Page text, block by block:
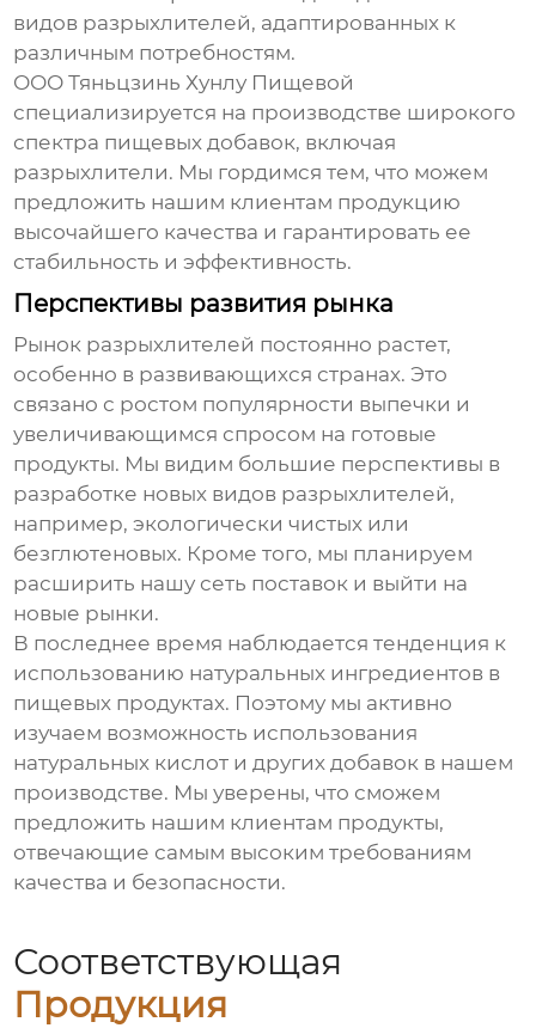
видов разрыхлителей, адаптированных к
различным потребностям.
ООО Тяньцзинь Хунлу Пищевой
специализируется на производстве широкого
спектра пищевых добавок, включая
разрыхлители. Мы гордимся тем, что можем
предложить нашим клиентам продукцию
высочайшего качества и гарантировать ее
стабильность и эффективность.
Перспективы развития рынка
Рынок разрыхлителей постоянно растет,
особенно в развивающихся странах. Это
связано с ростом популярности выпечки и
увеличивающимся спросом на готовые
продукты. Мы видим большие перспективы в
разработке новых видов разрыхлителей,
например, экологически чистых или
безглютеновых. Кроме того, мы планируем
расширить нашу сеть поставок и выйти на
новые рынки.
В последнее время наблюдается тенденция к
использованию натуральных ингредиентов в
пищевых продуктах. Поэтому мы активно
изучаем возможность использования
натуральных кислот и других добавок в нашем
производстве. Мы уверены, что сможем
предложить нашим клиентам продукты,
отвечающие самым высоким требованиям
качества и безопасности.
Соответствующая
Продукция